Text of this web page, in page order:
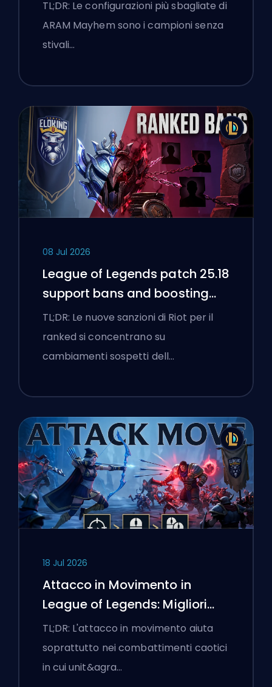
TL;DR: Le configurazioni più sbagliate di
ARAM Mayhem sono i campioni senza
stivali…
08 Jul 2026
League of Legends patch 25.18
support bans and boosting
flags
TL;DR: Le nuove sanzioni di Riot per il
ranked si concentrano su
cambiamenti sospetti dell…
18 Jul 2026
Attacco in Movimento in
League of Legends: Migliori
Impostazioni
TL;DR: L'attacco in movimento aiuta
soprattutto nei combattimenti caotici
in cui unit&agra…